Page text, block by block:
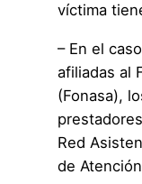
víctima
– En el
afiliadas al
(Fonasa),
Red
de